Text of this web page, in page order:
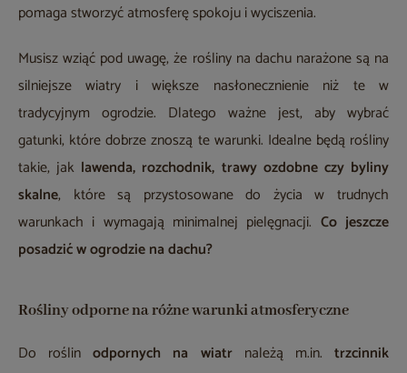
pomaga stworzyć atmosferę spokoju i wyciszenia.
Musisz wziąć pod uwagę, że rośliny na dachu narażone są na
silniejsze wiatry i większe nasłonecznienie niż te w
tradycyjnym ogrodzie. Dlatego ważne jest, aby wybrać
gatunki, które dobrze znoszą te warunki. Idealne będą rośliny
takie, jak lawenda, rozchodnik, trawy ozdobne czy byliny
skalne, które są przystosowane do życia w trudnych
warunkach i wymagają minimalnej pielęgnacji. Co jeszcze
posadzić w ogrodzie na dachu?
Rośliny odporne na różne warunki atmosferyczne
Do roślinodpornych na wiatrnależą m.in.trzcinnik